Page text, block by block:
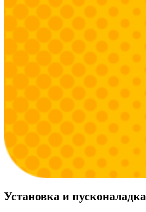
Установка и